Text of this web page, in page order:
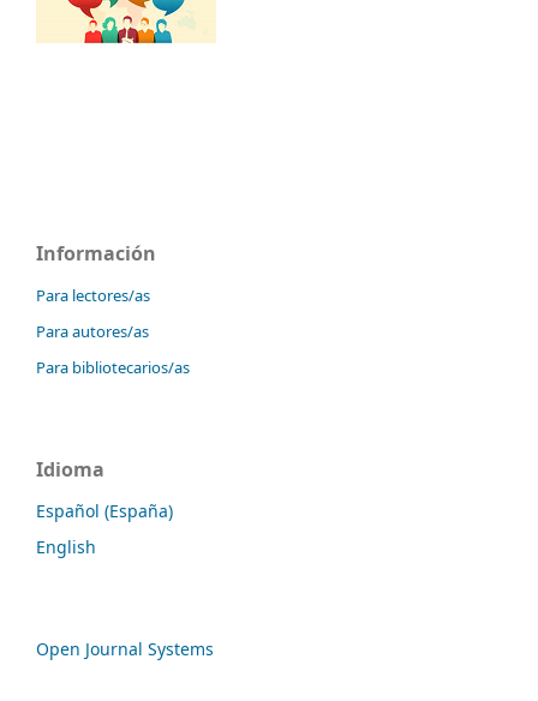
Información
Para lectores/as
Para autores/as
Para bibliotecarios/as
Idioma
Español (España)
English
Open Journal Systems